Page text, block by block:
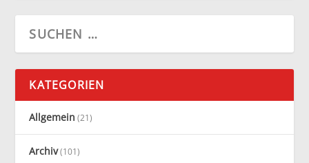
KATEGORIEN
Allgemein (21)
Archiv(101)